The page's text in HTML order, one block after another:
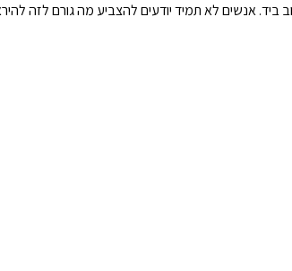
ביד. אנשים לא תמיד יודעים להצביע מה גורם לזה